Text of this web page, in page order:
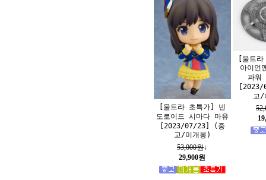
[울트라 초특가] 넨
도로이드 시마다 마유
[2023/07/23] (중
고/미개봉)
53,000원↓
29,900원
[울트
아이언
파워
고/